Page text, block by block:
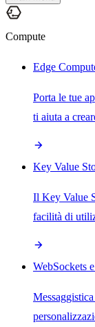
Compute
Edge
Porta le tue
ti aiuta a
Key Value
Il Key Value
facilità di
WebSockets